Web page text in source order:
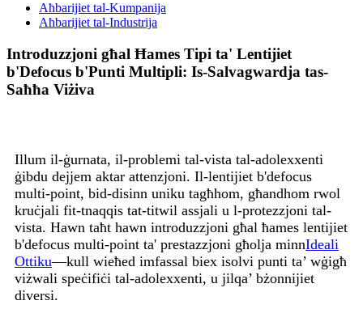
Aħbarijiet tal-Kumpanija
Aħbarijiet tal-Industrija
Introduzzjoni għal Ħames Tipi ta' Lentijiet
b'Defocus b'Punti Multipli: Is-Salvagwardja tas-
Saħħa Viżiva
Illum il-ġurnata, il-problemi tal-vista tal-adolexxenti
ġibdu dejjem aktar attenzjoni. Il-lentijiet b'defocus
multi-point, bid-disinn uniku tagħhom, għandhom rwol
kruċjali fit-tnaqqis tat-titwil assjali u l-protezzjoni tal-
vista. Hawn taħt hawn introduzzjoni għal ħames lentijiet
b'defocus multi-point ta' prestazzjoni għolja minnIdeali
Ottiku—kull wieħed imfassal biex isolvi punti ta’ wġigħ
viżwali speċifiċi tal-adolexxenti, u jilqa’ bżonnijiet
diversi.